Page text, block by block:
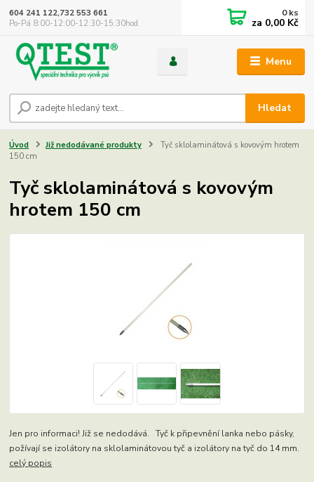
Menu
Hledat
604 241 122,732 553 661
Po-Pá 8:00-12:00-12:30-15:30hod.
0ks
za 0,00 Kč
Úvod Již nedodávané produkty
Tyč sklolaminátová s kovovým hrotem
150 cm
Tyč sklolaminátová s kovovým
hrotem 150 cm
Jen pro informaci! Již se nedodává. Tyč k připevnění lanka nebo pásky,
požívají se izolátory na sklolaminátovou tyč a izolátory na tyč do 14 mm.
celý popis